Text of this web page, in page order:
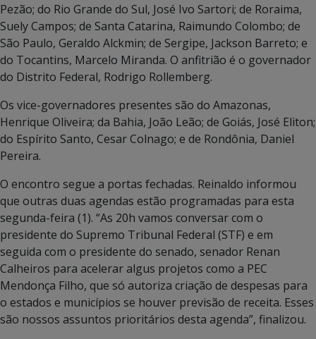
Pezão; do Rio Grande do Sul, José Ivo Sartori; de Roraima,
Suely Campos; de Santa Catarina, Raimundo Colombo; de
São Paulo, Geraldo Alckmin; de Sergipe, Jackson Barreto; e
do Tocantins, Marcelo Miranda. O anfitrião é o governador
do Distrito Federal, Rodrigo Rollemberg.
Os vice-governadores presentes são do Amazonas,
Henrique Oliveira; da Bahia, João Leão; de Goiás, José Eliton;
do Espírito Santo, Cesar Colnago; e de Rondônia, Daniel
Pereira.
O encontro segue a portas fechadas. Reinaldo informou
que outras duas agendas estão programadas para esta
segunda-feira (1). “As 20h vamos conversar com o
presidente do Supremo Tribunal Federal (STF) e em
seguida com o presidente do senado, senador Renan
Calheiros para acelerar algus projetos como a PEC
Mendonça Filho, que só autoriza criação de despesas para
o estados e municípios se houver previsão de receita. Esses
são nossos assuntos prioritários desta agenda”, finalizou.